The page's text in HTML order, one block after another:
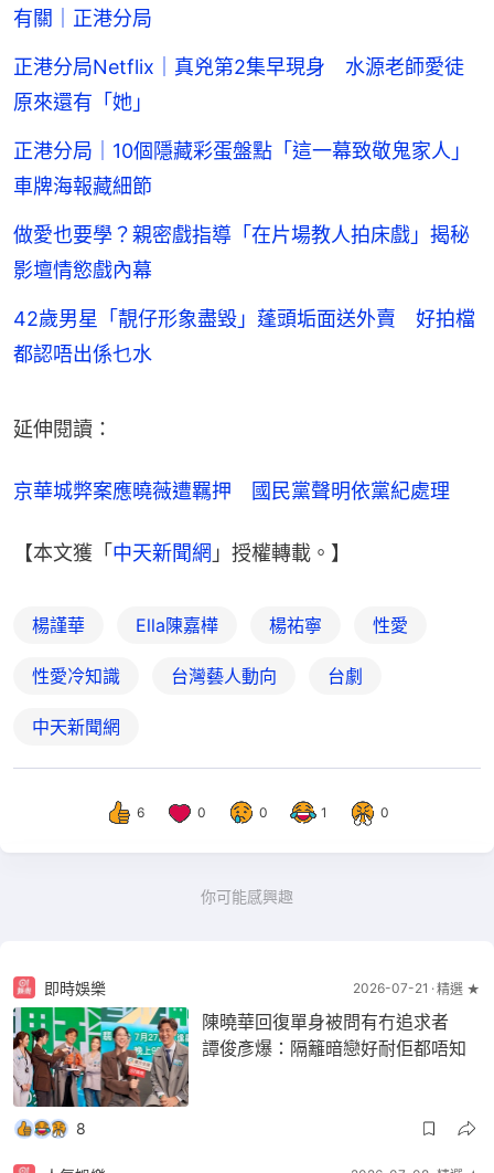
有關｜正港分局
正港分局Netflix｜真兇第2集早現身 水源老師愛徒
原來還有「她」
正港分局｜10個隱藏彩蛋盤點「這一幕致敬鬼家人」
車牌海報藏細節
做愛也要學？親密戲指導「在片場教人拍床戲」揭秘
影壇情慾戲內幕
42歲男星「靚仔形象盡毀」蓬頭垢面送外賣 好拍檔
都認唔出係乜水
延伸閱讀：
京華城弊案應曉薇遭羈押　國民黨聲明依黨紀處理
【本文獲「 中天新聞網 」授權轉載。】
楊謹華 Ella陳嘉樺 楊祐寧 性愛
性愛冷知識 台灣藝人動向 台劇
中天新聞網
6 0 0 1 0
你可能感興趣
即時娛樂 2026-07-21 精選 ★
陳曉華回復單身被問有冇追求者
譚俊彥爆：隔籬暗戀好耐佢都唔知
8